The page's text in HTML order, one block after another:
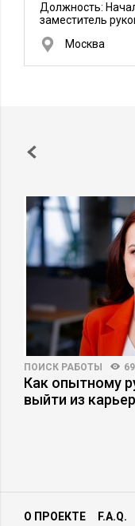
Должность:
заместитель
Москва
ПОИСК РАБОТЫ
Как опытному
выйти из
О ПРОЕКТЕ F.A.Q.